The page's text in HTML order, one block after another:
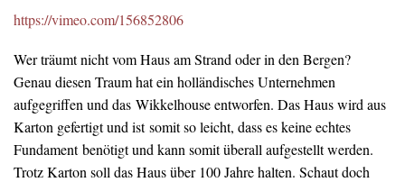
https://vimeo.com/156852806
Wer träumt nicht vom Haus am Strand oder in den Bergen?
Genau diesen Traum hat ein holländisches Unternehmen
aufgegriffen und das Wikkelhouse entworfen. Das Haus wird aus
Karton gefertigt und ist somit so leicht, dass es keine echtes
Fundament benötigt und kann somit überall aufgestellt werden.
Trotz Karton soll das Haus über 100 Jahre halten. Schaut doch